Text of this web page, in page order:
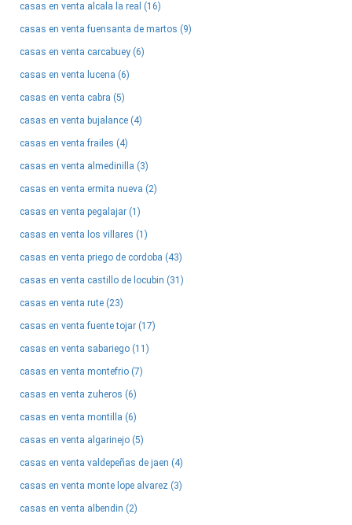
casas en venta alcala la real (16)
casas en venta fuensanta de martos (9)
casas en venta carcabuey (6)
casas en venta lucena (6)
casas en venta cabra (5)
casas en venta bujalance (4)
casas en venta frailes (4)
casas en venta almedinilla (3)
casas en venta ermita nueva (2)
casas en venta pegalajar (1)
casas en venta los villares (1)
casas en venta priego de cordoba (43)
casas en venta castillo de locubin (31)
casas en venta rute (23)
casas en venta fuente tojar (17)
casas en venta sabariego (11)
casas en venta montefrio (7)
casas en venta zuheros (6)
casas en venta montilla (6)
casas en venta algarinejo (5)
casas en venta valdepeñas de jaen (4)
casas en venta monte lope alvarez (3)
casas en venta albendin (2)